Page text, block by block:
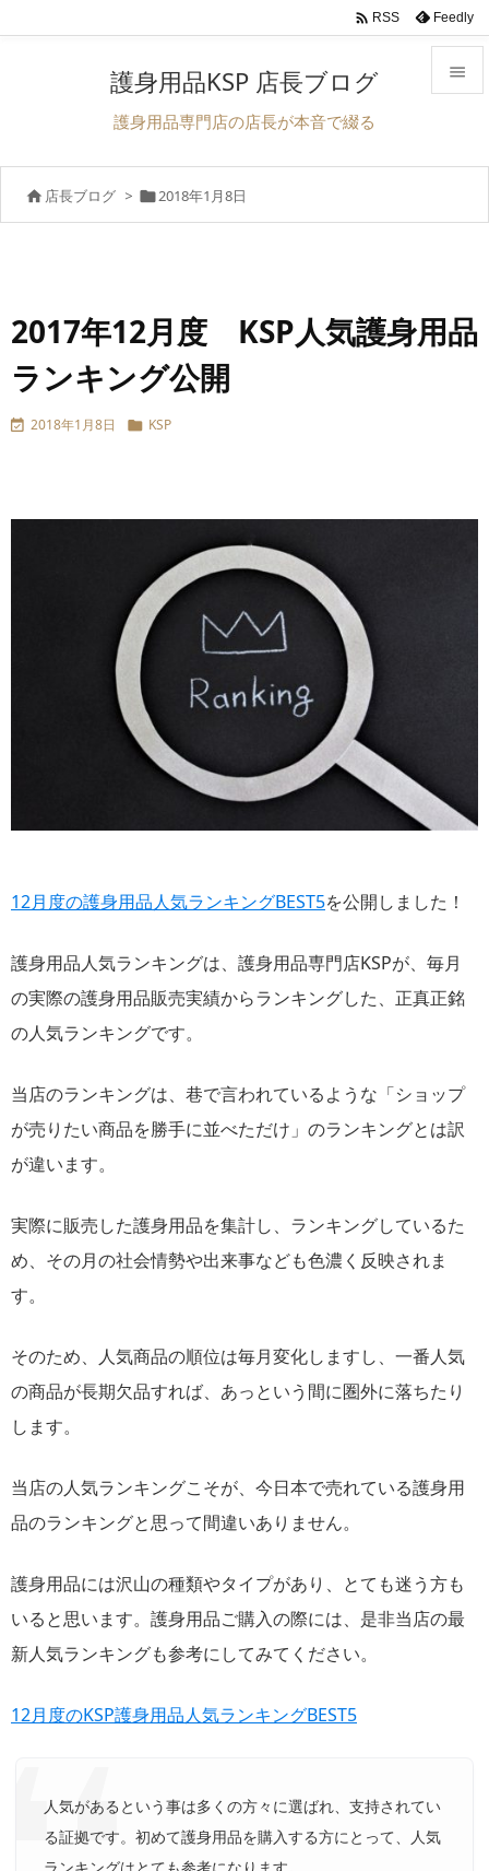


次へ

 RSS Feedly
護身用品KSP 店長ブログ
護身用品専門店の店長が本音で綴る
 店長ブログ > 2018年1月8日
2017年12月度 KSP人気護身用品
ランキング公開
 2018年1月8日  KSP
12月度の護身用品人気ランキングBEST5を公開しました！
護身用品人気ランキングは、護身用品専門店KSPが、毎月
の実際の護身用品販売実績からランキングした、正真正銘
の人気ランキングです。
当店のランキングは、巷で言われているような「ショップ
が売りたい商品を勝手に並べただけ」のランキングとは訳
が違います。
実際に販売した護身用品を集計し、ランキングしているた
め、その月の社会情勢や出来事なども色濃く反映されま
す。
そのため、人気商品の順位は毎月変化しますし、一番人気
の商品が長期欠品すれば、あっという間に圏外に落ちたり
します。
当店の人気ランキングこそが、今日本で売れている護身用
品のランキングと思って間違いありません。
護身用品には沢山の種類やタイプがあり、とても迷う方も
いると思います。護身用品ご購入の際には、是非当店の最
新人気ランキングも参考にしてみてください。
12月度のKSP護身用品人気ランキングBEST5
人気があるという事は多くの方々に選ばれ、支持されてい
る証拠です。初めて護身用品を購入する方にとって、人気